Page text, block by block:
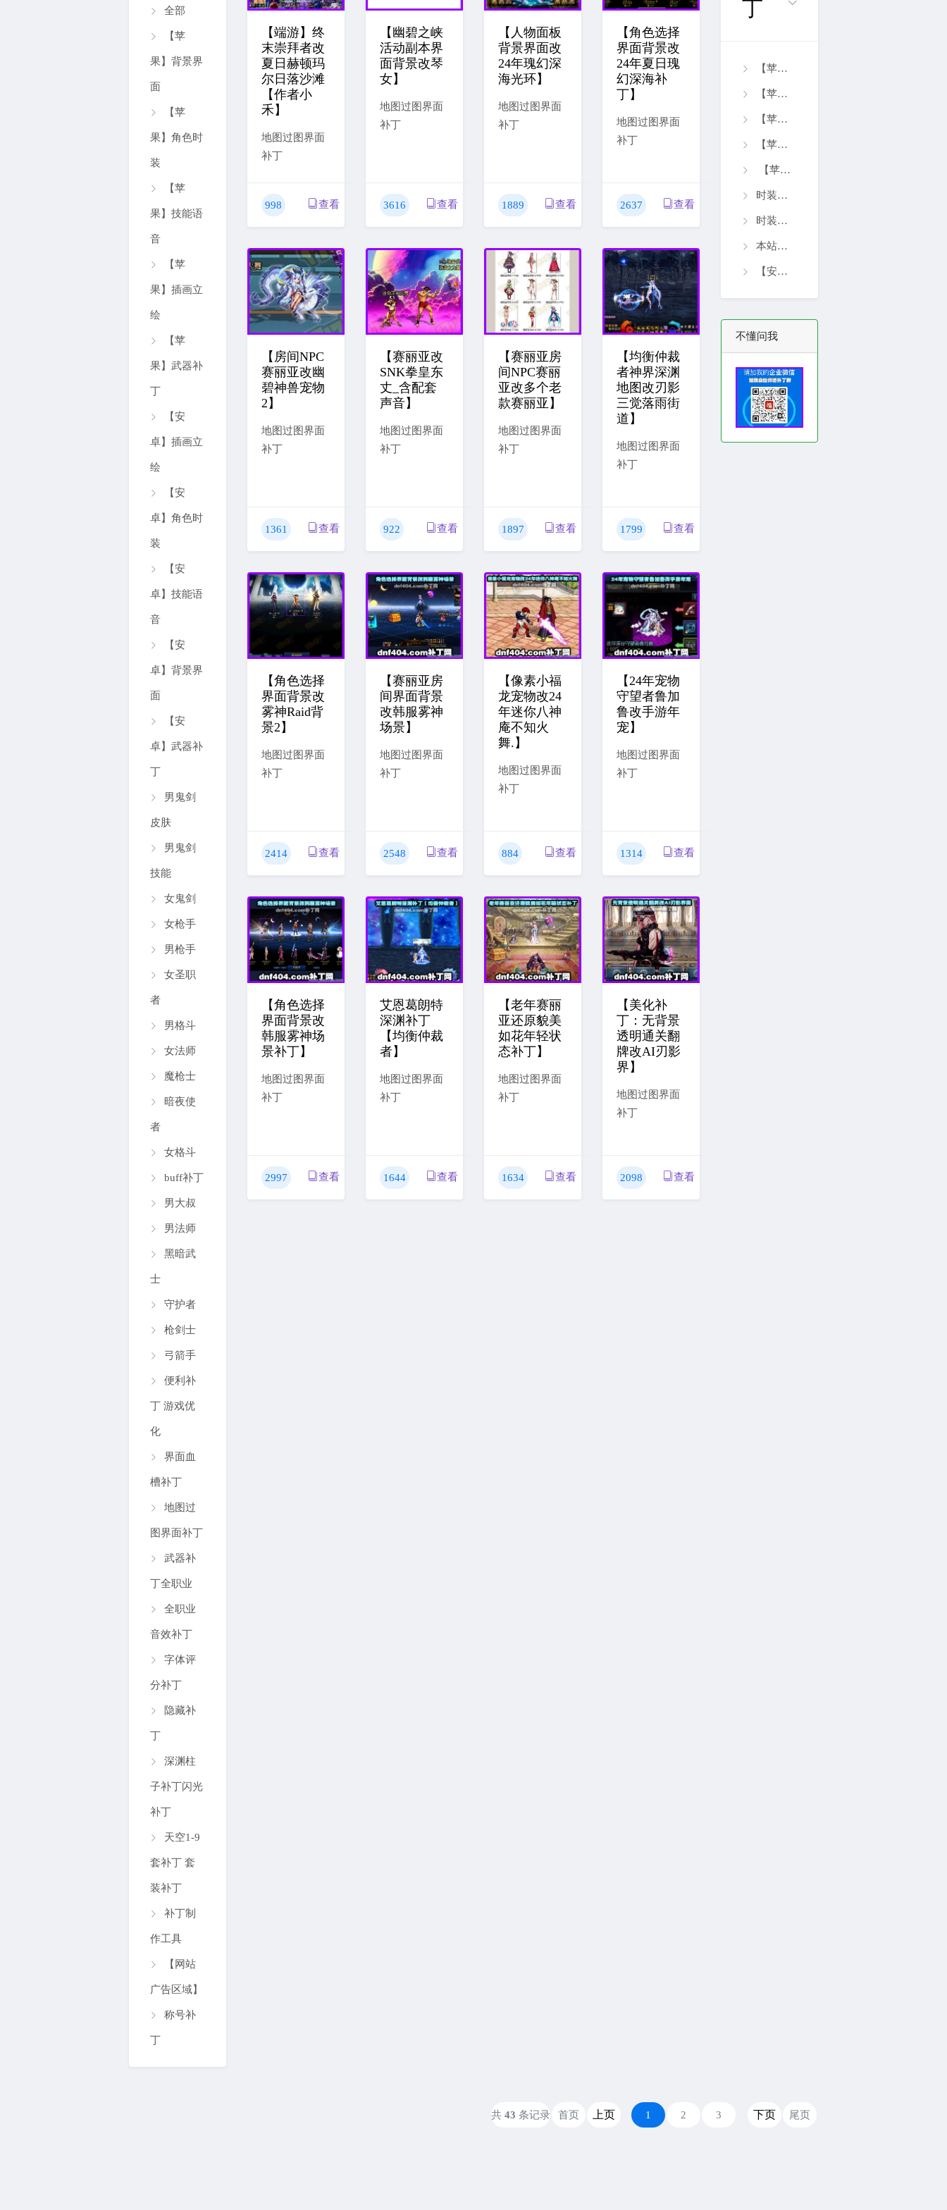
全部
【苹
果】背景界
面
【苹
果】角色时
装
【苹
果】技能语
音
【苹
果】插画立
绘
【苹
果】武器补
丁
【安
卓】插画立
绘
【安
卓】角色时
装
【安
卓】技能语
音
【安
卓】背景界
面
【安
卓】武器补
丁
男鬼剑
皮肤
男鬼剑
技能
女鬼剑
女枪手
男枪手
女圣职
者
男格斗
女法师
魔枪士
暗夜使
者
女格斗
buff补丁
男大叔
男法师
黑暗武
士
守护者
枪剑士
弓箭手
便利补
丁 游戏优
化
界面血
槽补丁
地图过
图界面补丁
武器补
丁全职业
全职业
音效补丁
字体评
分补丁
隐藏补
丁
深渊柱
子补丁闪光
补丁
天空1-9
套补丁 套
装补丁
补丁制
作工具
【网站
广告区域】
称号补
丁
【端游】终
末崇拜者改
夏日赫顿玛
尔日落沙滩
【作者小
禾】
地图过图界面
补丁
998 查看
【幽碧之峡
活动副本界
面背景改琴
女】
地图过图界面
补丁
3616 查看
【人物面板
背景界面改
24年瑰幻深
海光环】
地图过图界面
补丁
1889 查看
【角色选择
界面背景改
24年夏日瑰
幻深海补
丁】
地图过图界面
补丁
2637 查看
【房间NPC
赛丽亚改幽
碧神兽宠物
2】
地图过图界面
补丁
1361 查看
【赛丽亚改
SNK拳皇东
丈_含配套
声音】
地图过图界面
补丁
922 查看
【赛丽亚房
间NPC赛丽
亚改多个老
款赛丽亚】
地图过图界面
补丁
1897 查看
【均衡仲裁
者神界深渊
地图改刃影
三觉落雨街
道】
地图过图界面
补丁
1799 查看
【角色选择
界面背景改
雾神Raid背
景2】
地图过图界面
补丁
2414 查看
【赛丽亚房
间界面背景
改韩服雾神
场景】
地图过图界面
补丁
2548 查看
【像素小福
龙宠物改24
年迷你八神
庵不知火
舞.】
地图过图界面
补丁
884 查看
【24年宠物
守望者鲁加
鲁改手游年
宠】
地图过图界面
补丁
1314 查看
【角色选择
界面背景改
韩服雾神场
景补丁】
地图过图界面
补丁
2997 查看
艾恩葛朗特
深渊补丁
【均衡仲裁
者】
地图过图界面
补丁
1644 查看
【老年赛丽
亚还原貌美
如花年轻状
态补丁】
地图过图界面
补丁
1634 查看
【美化补
丁：无背景
透明通关翻
牌改AI刃影
界】
地图过图界面
补丁
2098 查看
丁
【苹果】阿修罗赛博朋克技能补丁【0621】
【苹果】红眼80反和谐血色技能补丁【0620】
【苹果】男大枪焚天技能补丁【0623】
【苹果】女散打烈焰火焰技能补丁【0621】
【苹果】女气功烈焰火焰技能补丁【0619】
时装更新中.暂停使用
时装更新中.暂停使用
本站所有补丁均为【免费补丁】密码获取不收费 扫码加微信
【安卓角色登录界面12】【0623】
不懂问我
共 43 条记录 首页 上页 1 2 3 下页 尾页